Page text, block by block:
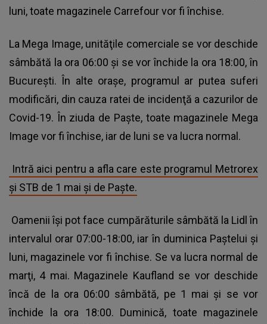
luni, toate magazinele Carrefour vor fi închise.
La Mega Image, unităţile comerciale se vor deschide
sâmbătă la ora 06:00 şi se vor închide la ora 18:00, în
Bucureşti. În alte oraşe, programul ar putea suferi
modificări, din cauza ratei de incidenţă a cazurilor de
Covid-19. În ziuda de Paşte, toate magazinele Mega
Image vor fi închise, iar de luni se va lucra normal.
Intră aici pentru a afla care este programul Metrorex
şi STB de 1 mai şi de Paşte.
Oamenii îşi pot face cumpărăturile sâmbătă la Lidl în
intervalul orar 07:00-18:00, iar în duminica Paştelui şi
luni, magazinele vor fi închise. Se va lucra normal de
marţi, 4 mai. Magazinele Kaufland se vor deschide
încă de la ora 06:00 sâmbătă, pe 1 mai şi se vor
închide la ora 18:00. Duminică, toate magazinele